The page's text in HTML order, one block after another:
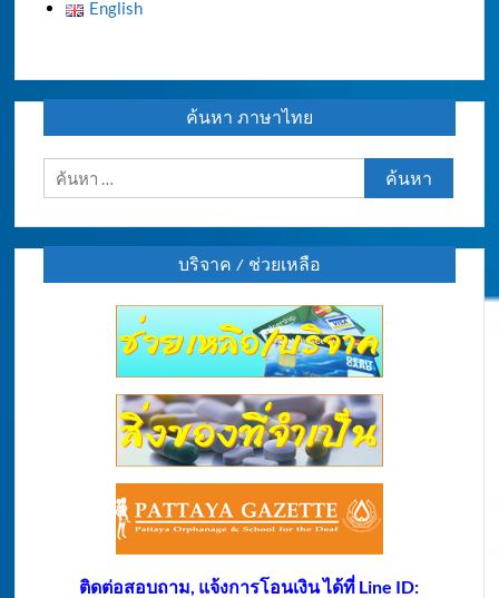
English
ค้นหา ภาษาไทย
ค้นหา
สำหรับ:
บริจาค / ช่วยเหลือ
ติดต่อสอบถาม, แจ้งการโอนเงิน ได้ที่ Line ID: